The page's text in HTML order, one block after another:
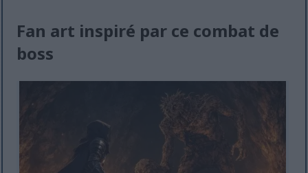
Fan art inspiré par ce combat de
boss